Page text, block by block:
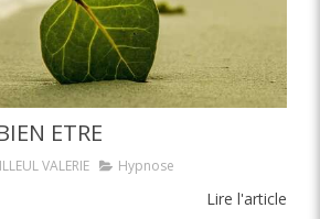
ETRE
VALERIE Hypnose
Lire l'article